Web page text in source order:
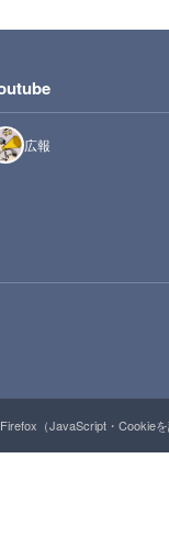
広報
（JavaScript・Cookie